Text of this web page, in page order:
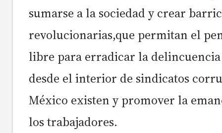
sumarse a la sociedad y crear
revolucionarias,que permitan el
libre para erradicar la
desde el interior de sindicatos
México existen y promover la
los trabajadores.